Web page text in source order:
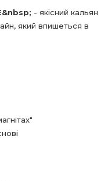
&nbsp; - якісний кальян
який впишеться в